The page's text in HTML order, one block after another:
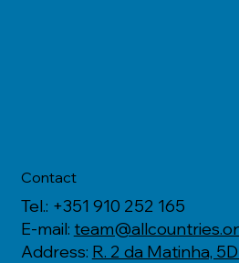
Contact
Tel.: +351 910 252 165
E-mail:
Address: R. 2 da Matinha,